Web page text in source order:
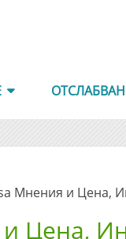
Мнения и Цена,
Цена,